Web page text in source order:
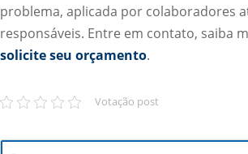
problema, aplicada por colaboradores
responsáveis. Entre em contato, saiba
solicite seu orçamento.
Votação post